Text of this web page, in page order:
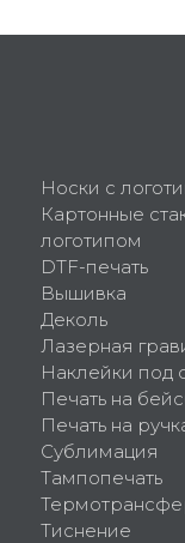
Носки с
Картонные
логотипом
DTF-печать
Вышивка
Деколь
Лазерная
Наклейки под
Печать на
Печать на
Сублимация
Тампопечать
Тиснение